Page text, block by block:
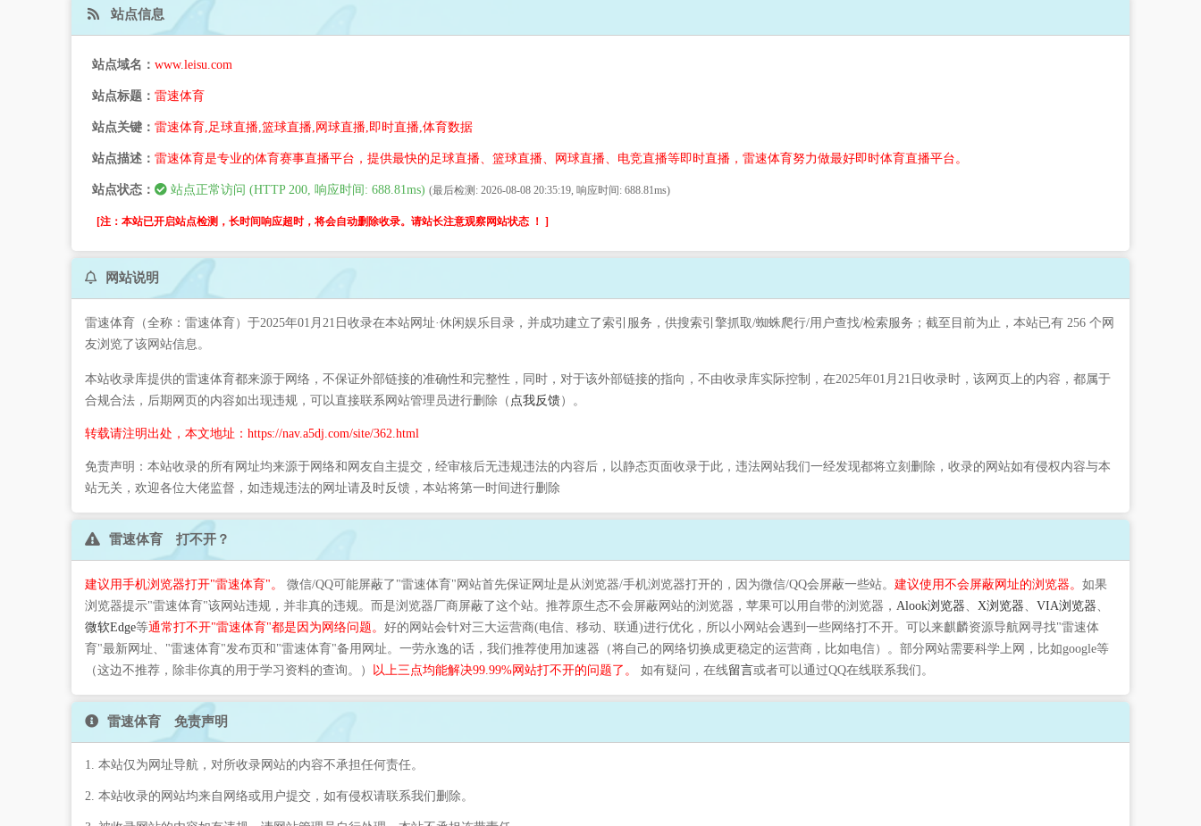
站点信息
站点域名： www.leisu.com
站点标题： 雷速体育
站点关键： 雷速体育,足球直播,篮球直播,网球直播,即时直播,体育数据
站点描述： 雷速体育是专业的体育赛事直播平台，提供最快的足球直播、篮球直播、网球直播、电竞直播等即时直播，雷速体育努力做最好即时体育直播平台。
站点状态： 站点正常访问 (HTTP 200, 响应时间: 688.81ms) (最后检测: 2026-08-08 20:35:19, 响应时间: 688.81ms)
[注：本站已开启站点检测，长时间响应超时，将会自动删除收录。请站长注意观察网站状态 ！ ]
网站说明
雷速体育（全称：雷速体育）于2025年01月21日收录在本站网址·休闲娱乐目录，并成功建立了索引服务，供搜索引擎抓取/蜘蛛爬行/用户查找/检索服务；截至目前为止，本站已有 256 个网
友浏览了该网站信息。
本站收录库提供的雷速体育都来源于网络，不保证外部链接的准确性和完整性，同时，对于该外部链接的指向，不由收录库实际控制，在2025年01月21日收录时，该网页上的内容，都属于
合规合法，后期网页的内容如出现违规，可以直接联系网站管理员进行删除（ 点我反馈）。
转载请注明出处，本文地址：https://nav.a5dj.com/site/362.html
免责声明：本站收录的所有网址均来源于网络和网友自主提交，经审核后无违规违法的内容后，以静态页面收录于此，违法网站我们一经发现都将立刻删除，收录的网站如有侵权内容与本
站无关，欢迎各位大佬监督，如违规违法的网址请及时反馈，本站将第一时间进行删除
雷速体育 打不开？
建议用手机浏览器打开"雷速体育"。 微信/QQ可能屏蔽了"雷速体育"网站首先保证网址是从浏览器/手机浏览器打开的，因为微信/QQ会屏蔽一些站。 建议使用不会屏蔽网址的浏览器。 如果
浏览器提示"雷速体育"该网站违规，并非真的违规。而是浏览器厂商屏蔽了这个站。推荐原生态不会屏蔽网站的浏览器，苹果可以用自带的浏览器， Alook浏览器、 X浏览器、 VIA浏览器、
微软Edge等通常打不开"雷速体育"都是因为网络问题。 好的网站会针对三大运营商(电信、移动、联通)进行优化，所以小网站会遇到一些网络打不开。可以来麒麟资源导航网寻找"雷速体
育"最新网址、"雷速体育"发布页和"雷速体育"备用网址。一劳永逸的话，我们推荐使用加速器（将自己的网络切换成更稳定的运营商，比如电信）。部分网站需要科学上网，比如google等
（这边不推荐，除非你真的用于学习资料的查询。） 以上三点均能解决99.99%网站打不开的问题了。 如有疑问，在线留言或者可以通过QQ在线联系我们。
雷速体育 免责声明
1. 本站仅为网址导航，对所收录网站的内容不承担任何责任。
2. 本站收录的网站均来自网络或用户提交，如有侵权请联系我们删除。